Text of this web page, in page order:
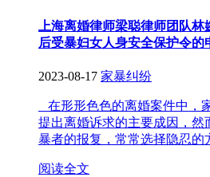
上海离婚律师梁聪律师团队
后受暴妇女人身安全保护令的
2023-08-17 家暴纠纷
在形形色色的离婚案件中，
提出离婚诉求的主要成因，然
暴者的报复，常常选择隐忍的
阅读全文